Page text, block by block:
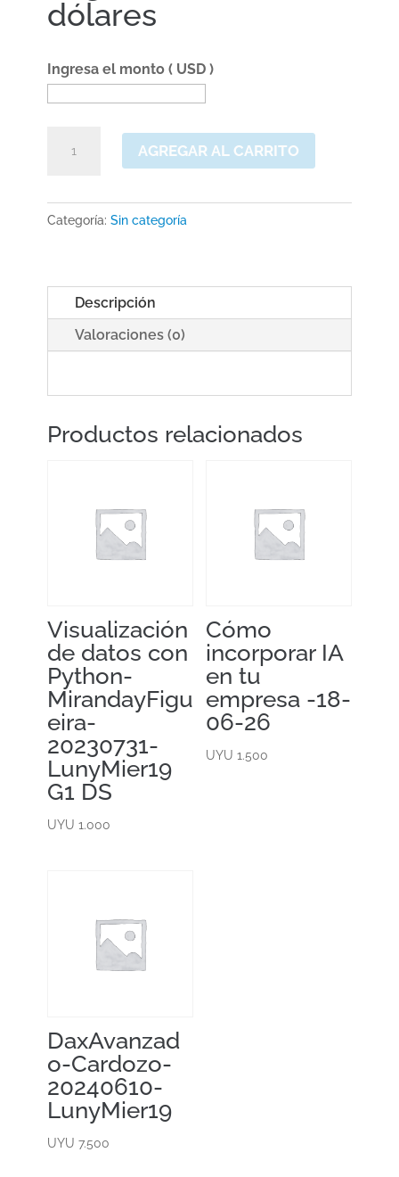
dólares
Ingresa el monto ( USD )
AGREGAR AL CARRITO
Categoría: Sin categoría
Descripción
Valoraciones (0)
Productos relacionados
Visualización
de datos con
Python-
MirandayFigu
eira-
20230731-
LunyMier19
G1 DS
UYU 1.000
Cómo
incorporar IA
en tu
empresa -18-
06-26
UYU 1.500
DaxAvanzad
o-Cardozo-
20240610-
LunyMier19
UYU 7.500